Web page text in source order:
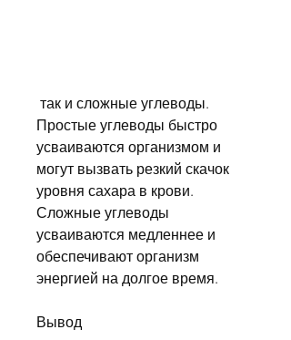
Простые углеводы быстро
усваиваются организмом и
могут вызвать резкий скачок
уровня сахара в крови.
Сложные углеводы
усваиваются медленнее и
обеспечивают организм
энергией на долгое время.
Вывод